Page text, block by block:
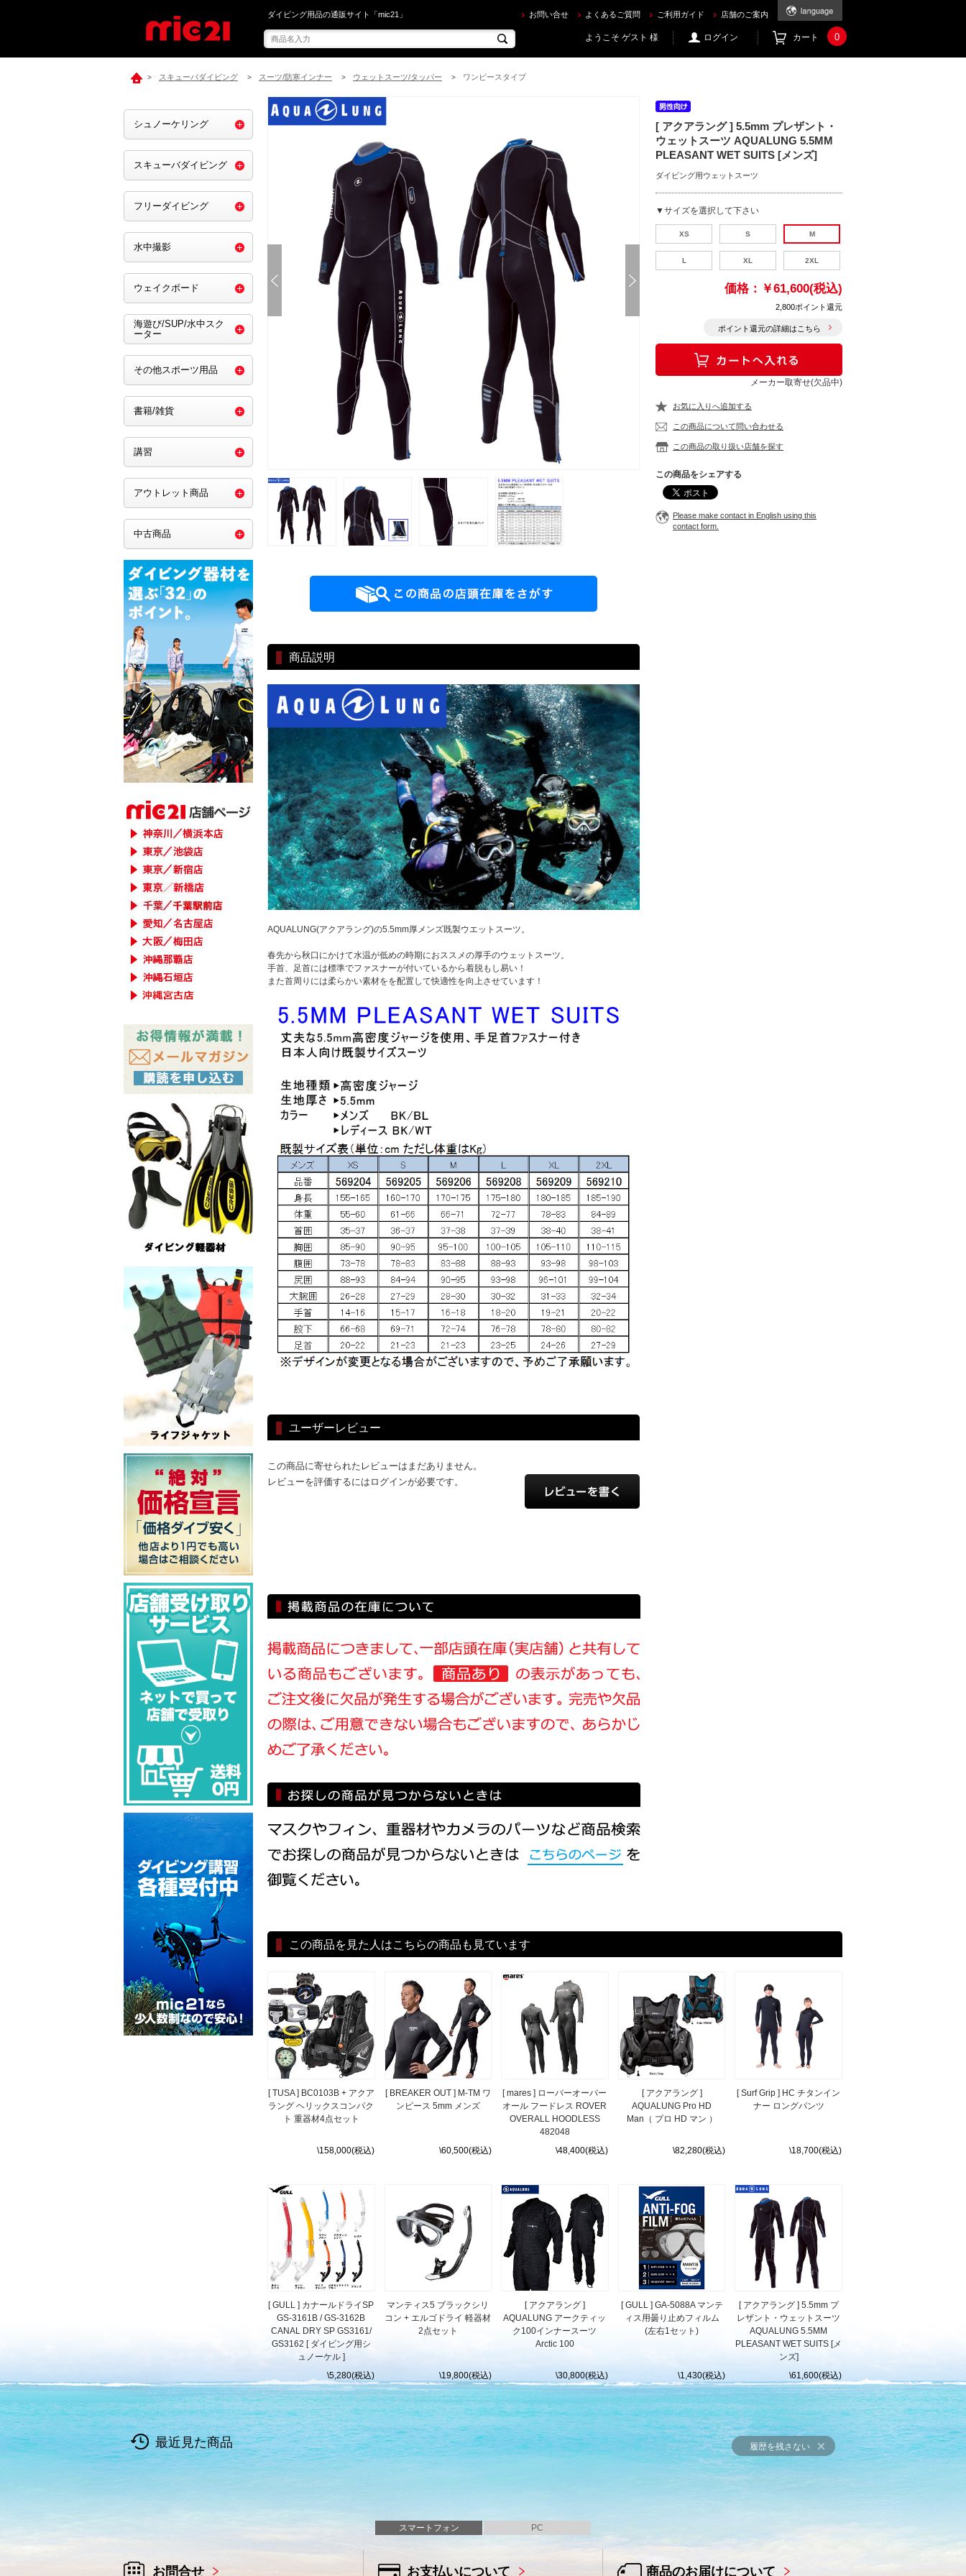
mic21で[ アクアラング ] 5.5mm プレザント・ウェットスーツ AQUALUNG 5.5MM PLEASANT WET SUITS [メンズ] を買うならec.mic21.com
ダイビング用品の通販サイト「mic21」 お問い合せ よくあるご質問 ご利用ガイド 店舗のご案内
ようこそ ゲスト 様 ログイン カート 0
> スキューバダイビング > スーツ/防寒インナー > ウェットスーツ/タッパー > ワンピースタイプ
商品説明
AQUALUNG(アクアラング)の5.5mm厚メンズ既製ウエットスーツ。
春先から秋口にかけて水温が低めの時期におススメの厚手のウェットスーツ。
手首、足首には標準でファスナーが付いているから着脱もし易い！
また首周りには柔らかい素材をを配置して快適性を向上させています！
ユーザーレビュー
この商品に寄せられたレビューはまだありません。
レビューを評価するにはログインが必要です。
[ アクアラング ] 5.5mm プレザント・
ウェットスーツ AQUALUNG 5.5MM
PLEASANT WET SUITS [メンズ]
ダイビング用ウェットスーツ
▼サイズを選択して下さい
XS S M
L XL 2XL
価格： ￥61,600(税込)
2,800ポイント還元
ポイント還元の詳細はこちら
メーカー取寄せ(欠品中)
お気に入りへ追加する
この商品について問い合わせる
この商品の取り扱い店舗を探す
この商品をシェアする
Please make contact in English using this
contact form.
この商品を見た人はこちらの商品も見ています
[ TUSA ] BC0103B + アクア
ラング ヘリックスコンパク
ト 重器材4点セット
\158,000(税込)
[ BREAKER OUT ] M-TM ワ
ンピース 5mm メンズ
\60,500(税込)
[ mares ] ローバーオーバー
オール フードレス ROVER
OVERALL HOODLESS
482048
\48,400(税込)
[ アクアラング ]
AQUALUNG Pro HD
Man（ プロ HD マン ）
\82,280(税込)
[ Surf Grip ] HC チタンイン
ナー ロングパンツ
\18,700(税込)
[ GULL ] カナールドライSP
GS-3161B / GS-3162B
CANAL DRY SP GS3161/
GS3162 [ ダイビング用シ
ュノーケル ]
\5,280(税込)
マンティス5 ブラックシリ
コン + エルゴドライ 軽器材
2点セット
\19,800(税込)
[ アクアラング ]
AQUALUNG アークティッ
ク100インナースーツ
Arctic 100
\30,800(税込)
[ GULL ] GA-5088A マンテ
ィス用曇り止めフィルム
(左右1セット)
\1,430(税込)
[ アクアラング ] 5.5mm プ
レザント・ウェットスーツ
AQUALUNG 5.5MM
PLEASANT WET SUITS [メ
ンズ]
\61,600(税込)
シュノーケリング
スキューバダイビング
フリーダイビング
水中撮影
ウェイクボード
海遊び/SUP/水中スク
ーター
その他スポーツ用品
書籍/雑貨
講習
アウトレット商品
中古商品
最近見た商品 履歴を残さない
スマートフォン PC
お問合せ お支払いについて 商品のお届けについて